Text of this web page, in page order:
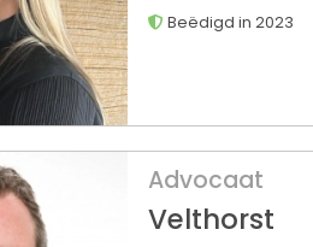
Beëdigd in 2023
Advocaat
Velthorst